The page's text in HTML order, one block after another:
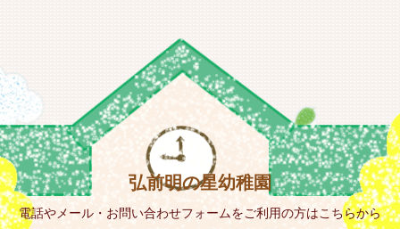
弘前明の星幼稚園
電話やメール・お問い合わせフォームをご利用の方はこちらから